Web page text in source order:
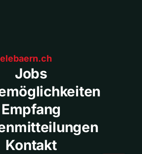
Jobs
Empfang
Kontakt